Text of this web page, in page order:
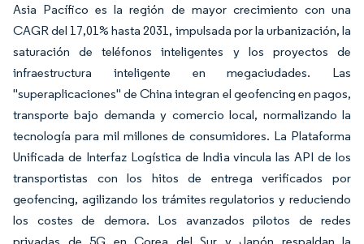
Asia Pacífico es la región de mayor crecimiento con una
CAGR del 17,01% hasta 2031, impulsada por la urbanización, la
saturación de teléfonos inteligentes y los proyectos de
infraestructura inteligente en megaciudades. Las
"superaplicaciones" de China integran el geofencing en pagos,
transporte bajo demanda y comercio local, normalizando la
tecnología para mil millones de consumidores. La Plataforma
Unificada de Interfaz Logística de India vincula las API de los
transportistas con los hitos de entrega verificados por
geofencing, agilizando los trámites regulatorios y reduciendo
los costes de demora. Los avanzados pilotos de redes